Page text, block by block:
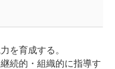
を育成する。
続的・組織的に指導す